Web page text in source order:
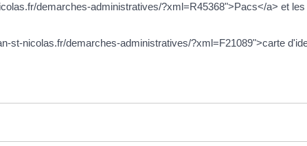
demarches-administratives/?xml=R45368">Pacs</a> et
st-nicolas.fr/demarches-administratives/?xml=F21089">carte